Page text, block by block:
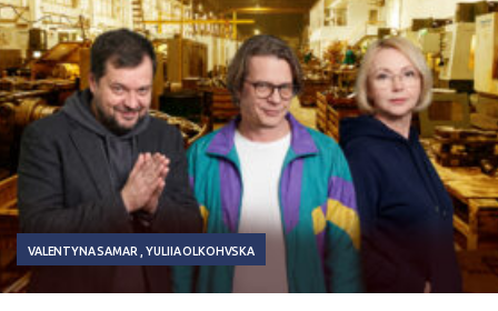
VALENTYNA SAMAR YULIIA OLKOHVSKA